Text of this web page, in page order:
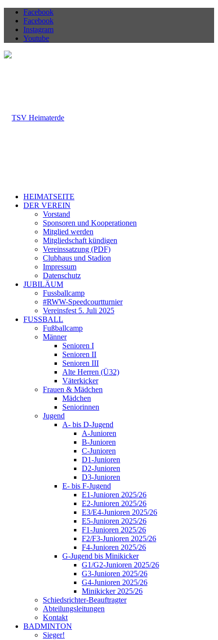
Facebook
Facebook
Instagram
Youtube
HEIMATSEITE
DER VEREIN
Vorstand
Sponsoren und Kooperationen
Mitglied werden
Mitgliedschaft kündigen
Vereinssatzung (PDF)
Clubhaus und Stadion
Impressum
Datenschutz
JUBILÄUM
Fussballcamp
#RWW-Speedcourtturnier
Vereinsfest 5. Juli 2025
FUSSBALL
Fußballcamp
Männer
Senioren I
Senioren II
Senioren III
Alte Herren (Ü32)
Väterkicker
Frauen & Mädchen
Mädchen
Seniorinnen
Jugend
A- bis D-Jugend
A-Junioren
B-Junioren
C-Junioren
D1-Junioren
D2-Junioren
D3-Junioren
E- bis F-Jugend
E1-Junioren 2025/26
E2-Junioren 2025/26
E3/E4-Junioren 2025/26
E5-Junioren 2025/26
F1-Junioren 2025/26
F2/F3-Junioren 2025/26
F4-Junioren 2025/26
G-Jugend bis Minikicker
G1/G2-Junioren 2025/26
G3-Junioren 2025/26
G4-Junioren 2025/26
Minikicker 2025/26
Schiedsrichter-Beauftragter
Abteilungsleitungen
Kontakt
BADMINTON
Sieger!